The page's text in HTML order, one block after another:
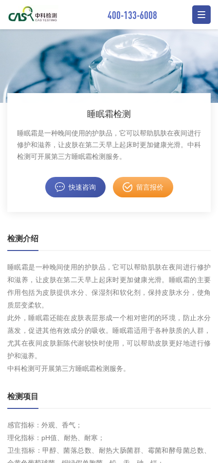
400-133-6008
睡眠霜检测
睡眠霜是一种晚间使用的护肤品，它可以帮助肌肤在夜间进行
修护和滋养，让皮肤在第二天早上起床时更加健康光滑。中科
检测可开展第三方睡眠霜检测服务。
快速咨询 留言报价
检测介绍
睡眠霜是一种晚间使用的护肤品，它可以帮助肌肤在夜间进行修护
和滋养，让皮肤在第二天早上起床时更加健康光滑。睡眠霜的主要
作用包括为皮肤提供水分、保湿剂和软化剂，保持皮肤水分，使角
质层变柔软。
此外，睡眠霜还能在皮肤表层形成一个相对密闭的环境，防止水分
蒸发，促进其他有效成分的吸收。睡眠霜适用于各种肤质的人群，
尤其在夜间皮肤新陈代谢较快时使用，可以帮助皮肤更好地进行修
护和滋养。
中科检测可开展第三方睡眠霜检测服务。
检测项目
感官指标：外观、香气；
理化指标：pH值、耐热、耐寒；
卫生指标：甲醇、菌落总数、耐热大肠菌群、霉菌和酵母菌总数、